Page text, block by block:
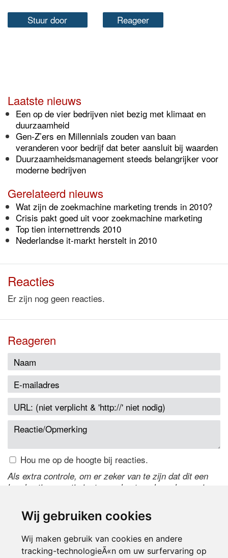
Wij gebruiken cookies
Wij maken gebruik van cookies en andere
tracking-technologieÃ«n om uw surfervaring op
Stuur door Reageer
Laatste nieuws
Een op de vier bedrijven niet bezig met klimaat en
duurzaamheid
Gen-Z’ers en Millennials zouden van baan
veranderen voor bedrijf dat beter aansluit bij waarden
Duurzaamheidsmanagement steeds belangrijker voor
moderne bedrijven
Gerelateerd nieuws
Wat zijn de zoekmachine marketing trends in 2010?
Crisis pakt goed uit voor zoekmachine marketing
Top tien internettrends 2010
Nederlandse it-markt herstelt in 2010
Reacties
Er zijn nog geen reacties.
Reageren
Hou me op de hoogte bij reacties.
Als extra controle, om er zeker van te zijn dat dit een
handmatige reactie is, typ onderstaande code over in
de code te wijzigen.